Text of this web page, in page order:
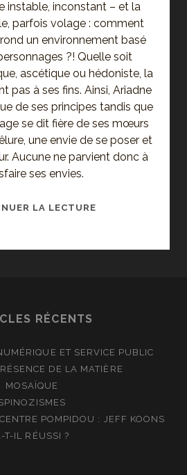
instable, inconstant – et la
parfois volage : comment
un environnement basé
?! Quelle soit
ascétique ou hédoniste, la
pas à ses fins. Ainsi, Ariadne
de ses principes tandis que
se dit fière de ses mœurs
une envie de se poser et
Aucune ne parvient donc à
ses envies.
LA LECTURE
RÉCENTS
ET SERVICE PUBLIC
DE LA MATIÈRE
MOSAÏQUE
POMPIDOU : JEFF KOONS
T-IL RÉUSSI ?